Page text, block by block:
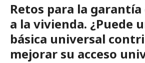
Retos para la
a la vivienda. ¿Puede
básica universal
mejorar su acceso